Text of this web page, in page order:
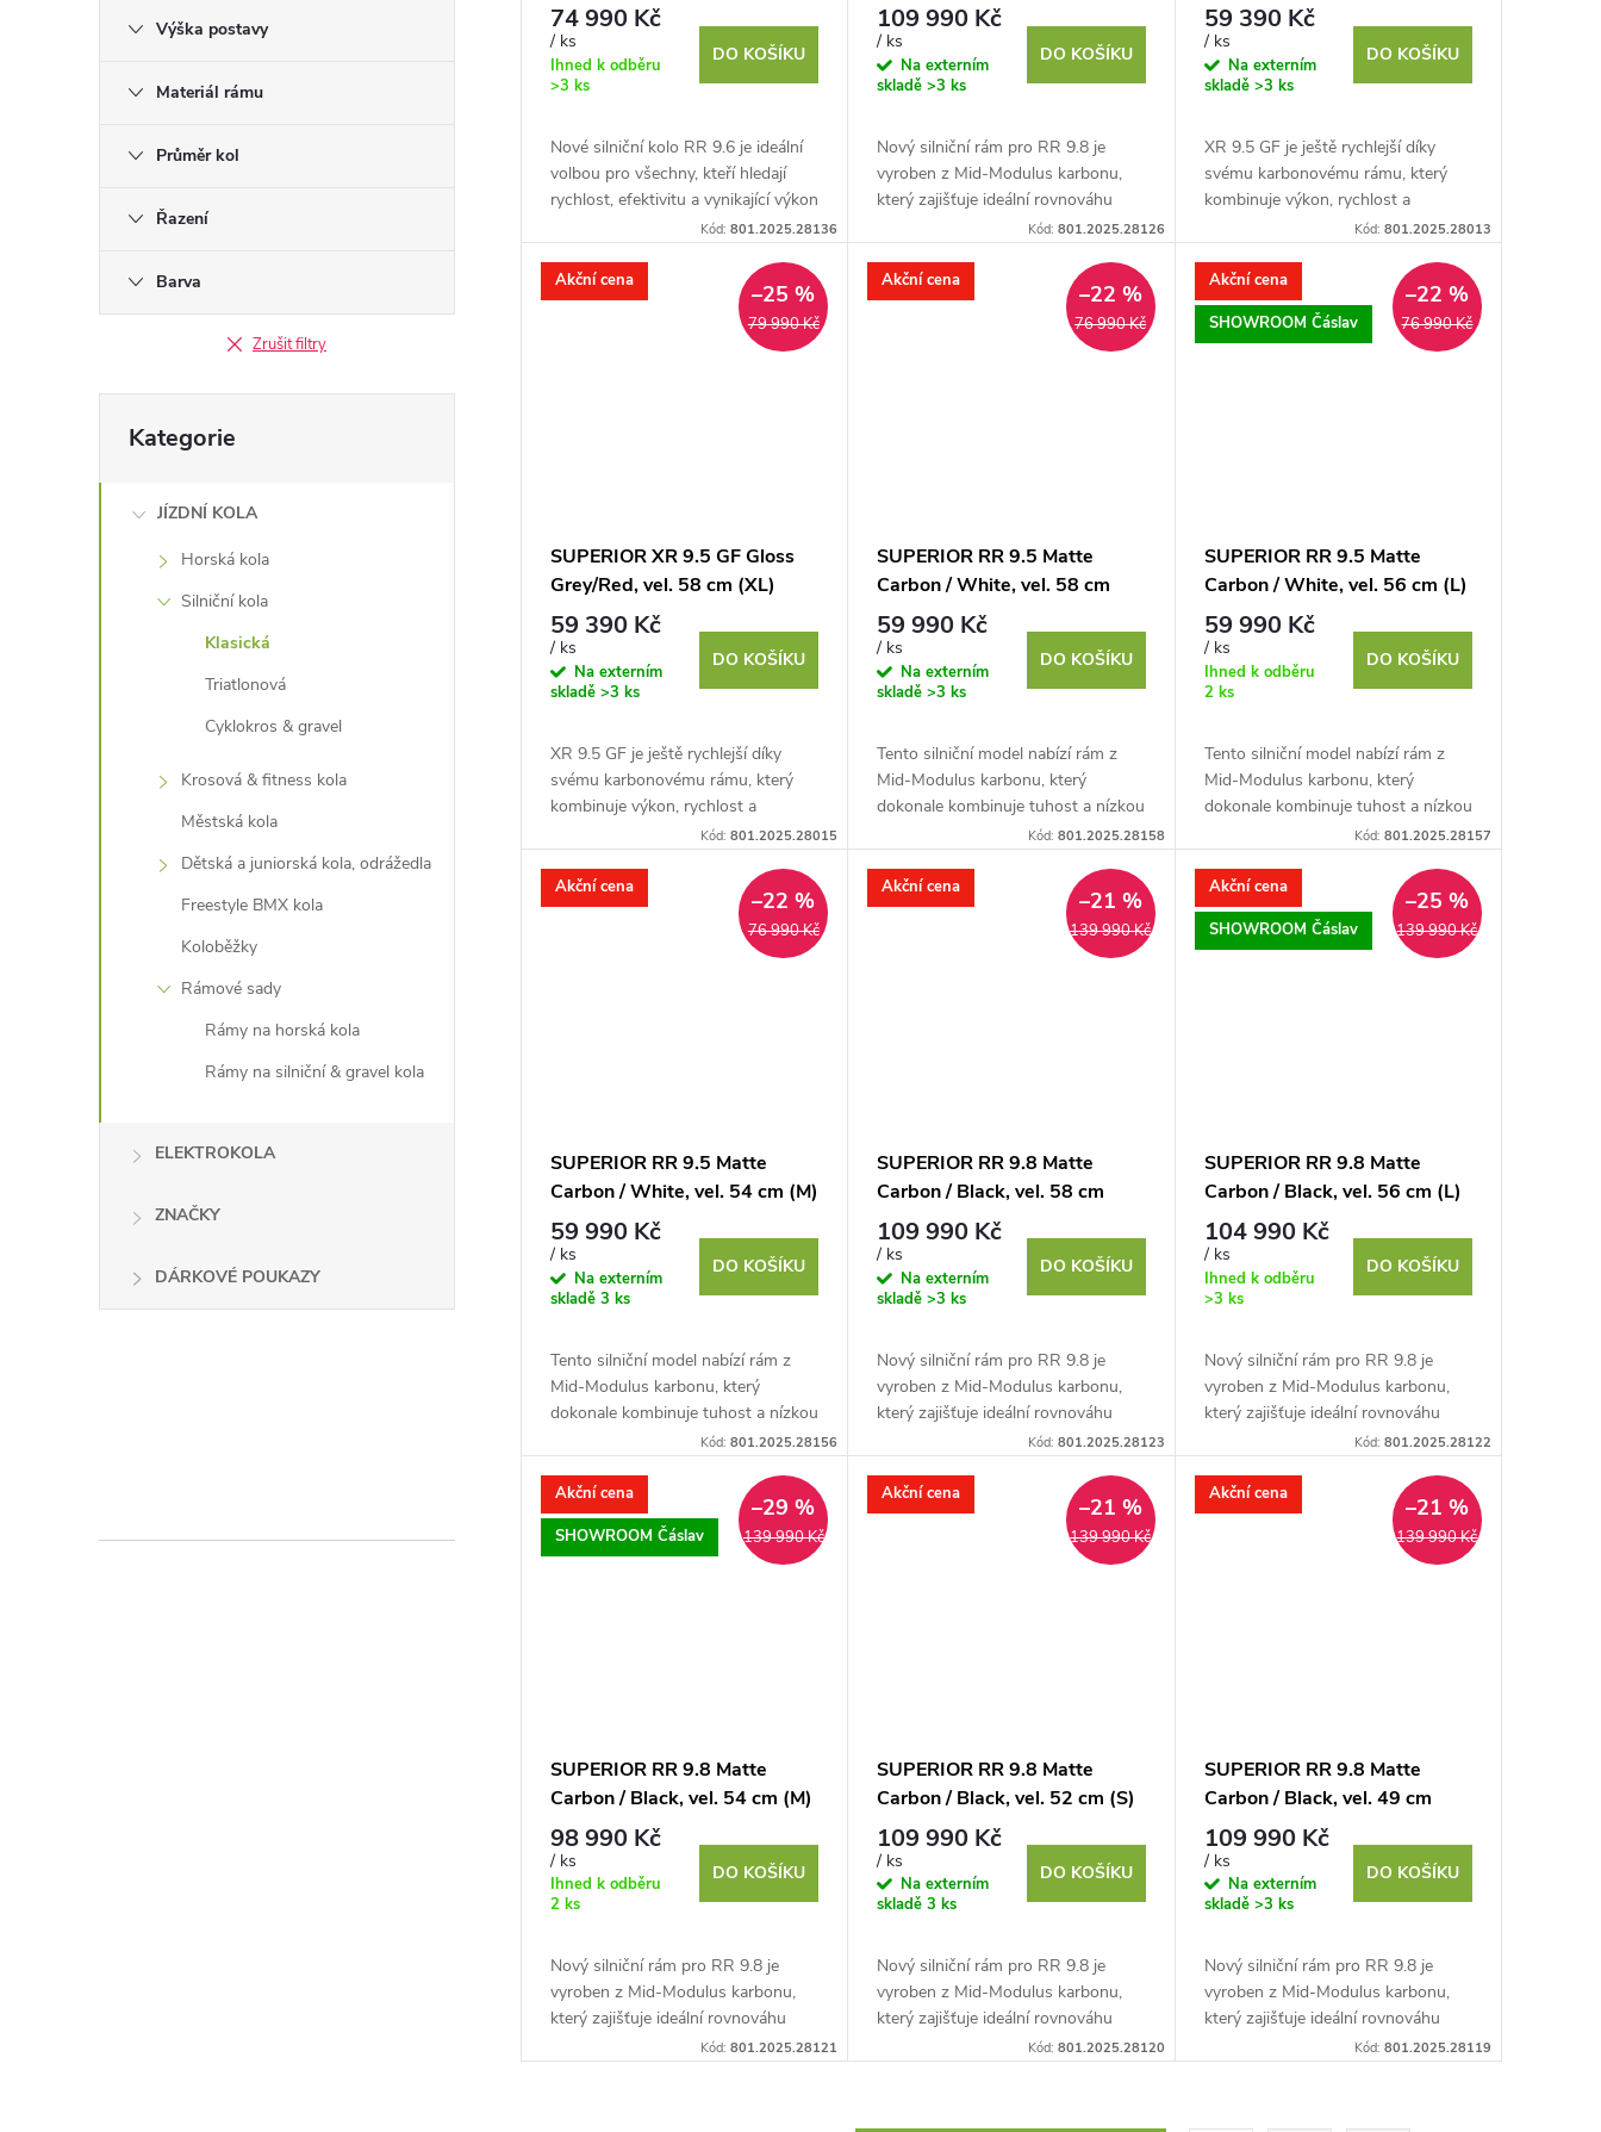
Výška postavy
Materiál rámu
Průměr kol
Řazení
Barva
Zrušit filtry
kategorie
Kategorie
JÍZDNÍ KOLA
Horská kola
Silniční kola
Klasická
Triatlonová
Cyklokros & gravel
Krosová & fitness kola
Městská kola
Dětská a juniorská kola, odrážedla
Freestyle BMX kola
Koloběžky
Rámové sady
Rámy na horská kola
Rámy na silniční & gravel kola
ELEKTROKOLA
ZNAČKY
DÁRKOVÉ POUKAZY
74 990 Kč
/ ks
Ihned k odběru
>3 ks
DO KOŠÍKU
Nové silniční kolo RR 9.6 je ideální
volbou pro všechny, kteří hledají
rychlost, efektivitu a vynikající výkon
na silnici. Nový silniční rám
Kód:801.2025.28136
109 990 Kč
/ ks
Na externím
skladě>3 ks
DO KOŠÍKU
Nový silniční rám pro RR 9.8 je
vyroben z Mid-Modulus karbonu,
který zajišťuje ideální rovnováhu
mezi tuhostí a nízkou hmotností.
Kód: 801.2025.28126
59 390 Kč
/ ks
Na externím
skladě >3 ks
DO KOŠÍKU
XR 9.5 GF je ještě rychlejší díky
svému karbonovému rámu, který
kombinuje výkon, rychlost a
pohodlí. Nová inovativní geometrie
Kód: 801.2025.28013
Akční cena
79 990 Kč
–25 %
SUPERIOR XR 9.5 GF Gloss
Grey/Red, vel. 58 cm (XL)
59 390 Kč
/ ks
Na externím
skladě >3 ks
DO KOŠÍKU
XR 9.5 GF je ještě rychlejší díky
svému karbonovému rámu, který
kombinuje výkon, rychlost a
pohodlí. Nová inovativní geometrie
Kód:801.2025.28015
Akční cena
76 990 Kč
–22 %
SUPERIOR RR 9.5 Matte
Carbon / White, vel. 58 cm
(XL)
59 990 Kč
/ ks
Na externím
skladě>3 ks
DO KOŠÍKU
Tento silniční model nabízí rám z
Mid-Modulus karbonu, který
dokonale kombinuje tuhost a nízkou
hmotnost pro maximální rychlost a
Kód: 801.2025.28158
Akční cena
SHOWROOM Čáslav
76 990 Kč
–22 %
SUPERIOR RR 9.5 Matte
Carbon / White, vel. 56 cm (L)
59 990 Kč
/ ks
Ihned k odběru
2 ks
DO KOŠÍKU
Tento silniční model nabízí rám z
Mid-Modulus karbonu, který
dokonale kombinuje tuhost a nízkou
hmotnost pro maximální rychlost a
Kód: 801.2025.28157
Akční cena
76 990 Kč
–22 %
SUPERIOR RR 9.5 Matte
Carbon / White, vel. 54 cm (M)
59 990 Kč
/ ks
Na externím
skladě 3 ks
DO KOŠÍKU
Tento silniční model nabízí rám z
Mid-Modulus karbonu, který
dokonale kombinuje tuhost a nízkou
hmotnost pro maximální rychlost a
Kód:801.2025.28156
Akční cena
139 990 Kč
–21 %
SUPERIOR RR 9.8 Matte
Carbon / Black, vel. 58 cm
(XL)
109 990 Kč
/ ks
Na externím
skladě>3 ks
DO KOŠÍKU
Nový silniční rám pro RR 9.8 je
vyroben z Mid-Modulus karbonu,
který zajišťuje ideální rovnováhu
mezi tuhostí a nízkou hmotností.
Kód: 801.2025.28123
Akční cena
SHOWROOM Čáslav
139 990 Kč
–25 %
SUPERIOR RR 9.8 Matte
Carbon / Black, vel. 56 cm (L)
104 990 Kč
/ ks
Ihned k odběru
>3 ks
DO KOŠÍKU
Nový silniční rám pro RR 9.8 je
vyroben z Mid-Modulus karbonu,
který zajišťuje ideální rovnováhu
mezi tuhostí a nízkou hmotností.
Kód: 801.2025.28122
Akční cena
SHOWROOM Čáslav
139 990 Kč
–29 %
SUPERIOR RR 9.8 Matte
Carbon / Black, vel. 54 cm (M)
98 990 Kč
/ ks
Ihned k odběru
2 ks
DO KOŠÍKU
Nový silniční rám pro RR 9.8 je
vyroben z Mid-Modulus karbonu,
který zajišťuje ideální rovnováhu
mezi tuhostí a nízkou hmotností.
Kód:801.2025.28121
Akční cena
139 990 Kč
–21 %
SUPERIOR RR 9.8 Matte
Carbon / Black, vel. 52 cm (S)
109 990 Kč
/ ks
Na externím
skladě3 ks
DO KOŠÍKU
Nový silniční rám pro RR 9.8 je
vyroben z Mid-Modulus karbonu,
který zajišťuje ideální rovnováhu
mezi tuhostí a nízkou hmotností.
Kód: 801.2025.28120
Akční cena
139 990 Kč
–21 %
SUPERIOR RR 9.8 Matte
Carbon / Black, vel. 49 cm
(XS)
109 990 Kč
/ ks
Na externím
skladě >3 ks
DO KOŠÍKU
Nový silniční rám pro RR 9.8 je
vyroben z Mid-Modulus karbonu,
který zajišťuje ideální rovnováhu
mezi tuhostí a nízkou hmotností.
Kód: 801.2025.28119